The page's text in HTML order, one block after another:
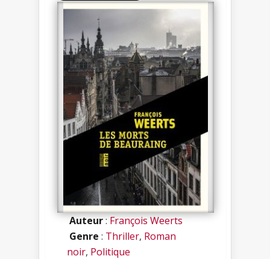
Auteur:François Weerts
Genre : Thriller, Roman
noir, Politique